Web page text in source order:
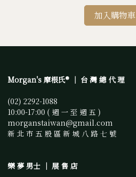
加入購物車
Morgan's 摩根氏® ｜ 台 灣 總 代 理
(02) 2292-1088
10:00-17:00 ( 週 一 至 週 五 )
morganstaiwan@gmail.com
新 北 市 五 股 區 新 城 八 路 七 號
樂 夢 男士 ｜ 展 售 店